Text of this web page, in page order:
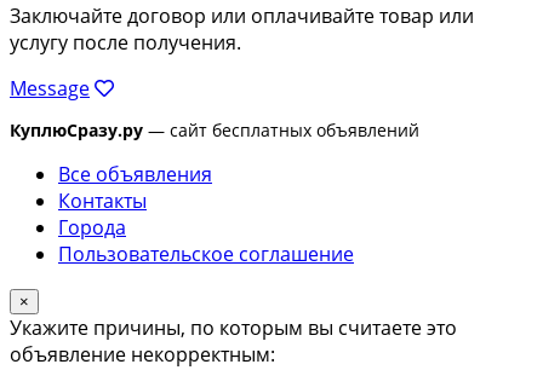
Заключайте договор или оплачивайте товар или
услугу после получения.
Message
КуплюСразу.ру — сайт бесплатных объявлений
Все объявления
Контакты
Города
Пользовательское соглашение
×
Укажите причины, по которым вы считаете это
объявление некорректным: